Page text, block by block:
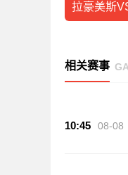
拉豪美斯
相关赛事
10:45 08-08